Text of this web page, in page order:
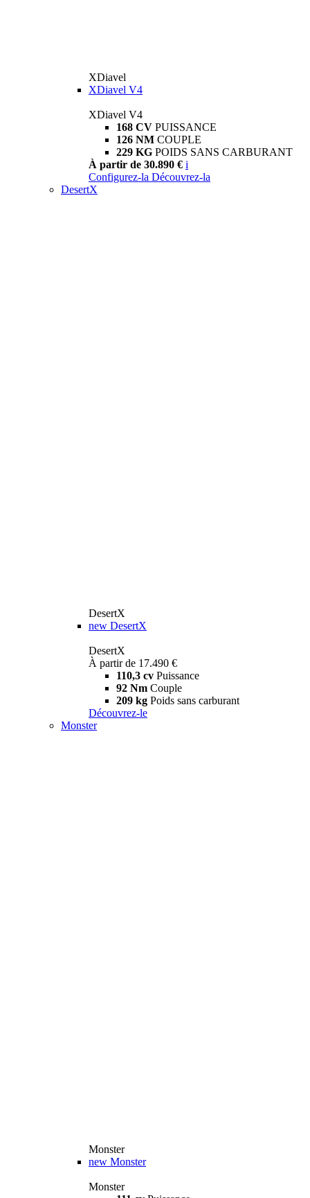
XDiavel
XDiavel V4
XDiavel V4
168 CV PUISSANCE
126 NM COUPLE
229 KG POIDS SANS CARBURANT
À partir de 30.890 € i
Configurez-la Découvrez-la
DesertX
DesertX
new DesertX
DesertX
À partir de 17.490 €
110,3 cv Puissance
92 Nm Couple
209 kg Poids sans carburant
Découvrez-le
Monster
Monster
new Monster
Monster